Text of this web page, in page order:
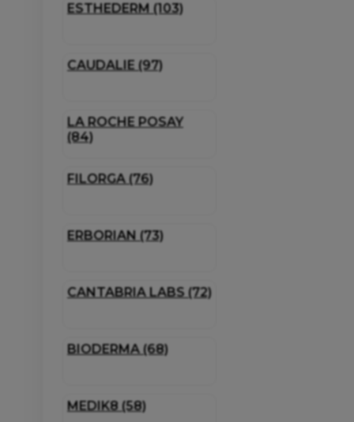
ESTHEDERM (103)
CAUDALIE (97)
LA ROCHE POSAY
(84)
FILORGA (76)
ERBORIAN (73)
CANTABRIA LABS (72)
BIODERMA (68)
MEDIK8 (58)